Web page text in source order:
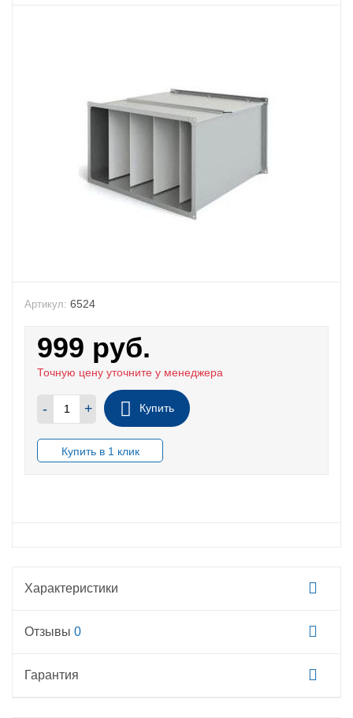
Артикул: 6524
999 руб.
Точную цену уточните у менеджера
- + Купить
Характеристики
Отзывы 0
Гарантия